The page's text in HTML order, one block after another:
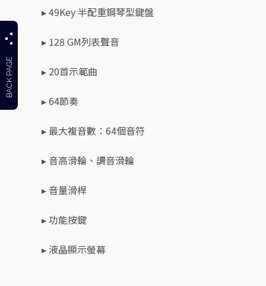
BACK PAGE
▸ 49Key 半配重鋼琴型鍵盤
▸ 128 GM列表聲音
▸ 20首示範曲
▸ 64節奏
▸ 最大複音數：64個音符
▸ 音高滑輪、調音滑輪
▸ 音量滑桿
▸ 功能按鍵
▸ 液晶顯示螢幕